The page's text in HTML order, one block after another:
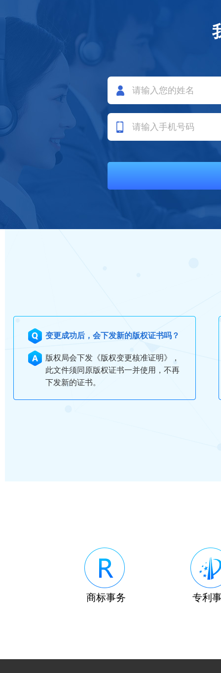
变更成功后，会下发新的版权证书吗？
版权局会下发《版权变更核准证明》，
此文件须同原版权证书一并使用，不再
下发新的证书。
商标事务 专利